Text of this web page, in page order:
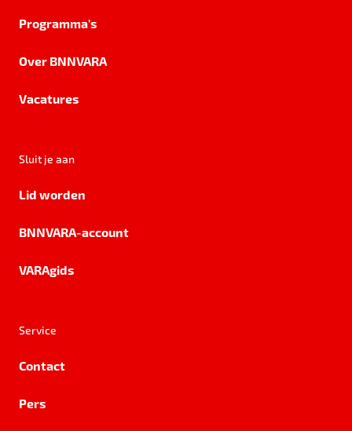
Programma's
Over BNNVARA
Vacatures
Sluit je aan
Lid worden
BNNVARA-account
VARAgids
Service
Contact
Pers